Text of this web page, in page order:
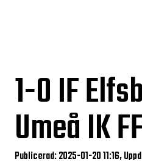
1-0IF
Umeå IK
Publicerad: 2025-01-20 11:16,